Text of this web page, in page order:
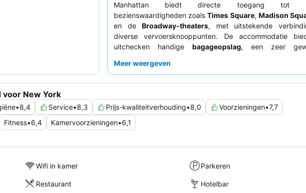
Manhattan biedt directe toegang tot
bezienswaardigheden zoalsTimes Square, Madison
en de Broadway-theaters, met uitstekende
diverse vervoersknooppunten. De accommodatie
uitchecken handige bagageopslag, een zeer
behulpzame en professionele personeel
raden een kamer op een hogere verdieping metuitzicht
aan te vragen.
Meer weergeven
New York
•8,4 Service•8,3 Prijs-kwaliteitverhouding•8,0 Voorzieningen•7,7
Fitness•6,4 Kamervoorzieningen•6,1
Wifi in kamer Parkeren
Restaurant Hotelbar